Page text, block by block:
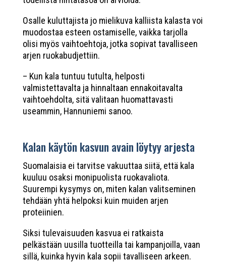
Osalle kuluttajista jo mielikuva kalliista kalasta voi
muodostaa esteen ostamiselle, vaikka tarjolla
olisi myös vaihtoehtoja, jotka sopivat tavalliseen
arjen ruokabudjettiin.
– Kun kala tuntuu tutulta, helposti
valmistettavalta ja hinnaltaan ennakoitavalta
vaihtoehdolta, sitä valitaan huomattavasti
useammin, Hannuniemi sanoo.
Kalan käytön kasvun avain löytyy arjesta
Suomalaisia ei tarvitse vakuuttaa siitä, että kala
kuuluu osaksi monipuolista ruokavaliota.
Suurempi kysymys on, miten kalan valitseminen
tehdään yhtä helpoksi kuin muiden arjen
proteiinien.
Siksi tulevaisuuden kasvua ei ratkaista
pelkästään uusilla tuotteilla tai kampanjoilla, vaan
sillä, kuinka hyvin kala sopii tavalliseen arkeen.